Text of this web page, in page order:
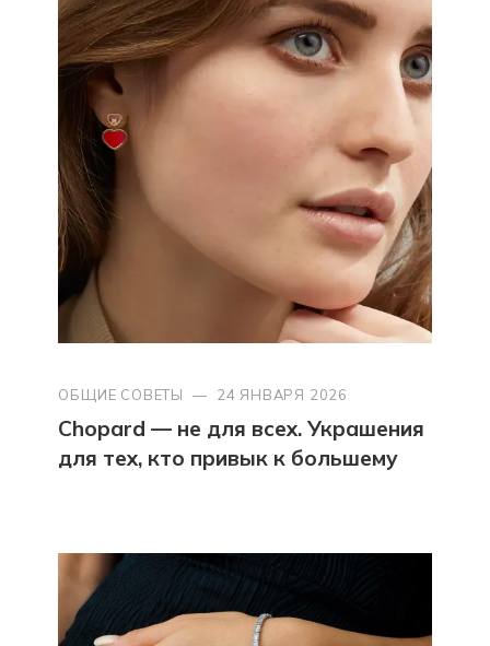
ОБЩИЕ СОВЕТЫ — 24 ЯНВАРЯ 2026
Chopard — не для всех. Украшения
для тех, кто привык к большему